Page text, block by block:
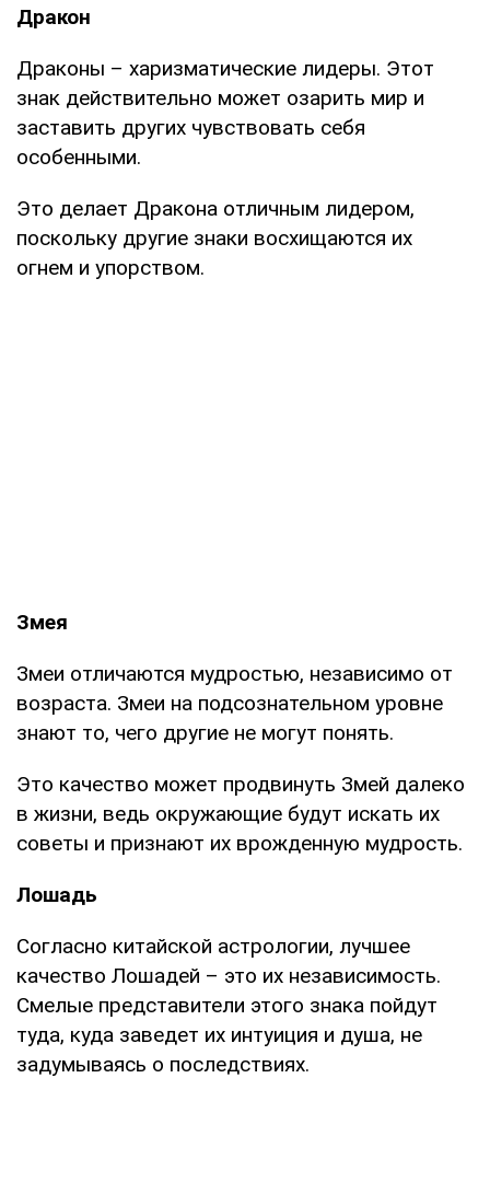
Дракон
Драконы – харизматические лидеры. Этот
знак действительно может озарить мир и
заставить других чувствовать себя
особенными.
Это делает Дракона отличным лидером,
поскольку другие знаки восхищаются их
огнем и упорством.
Змея
Змеи отличаются мудростью, независимо от
возраста. Змеи на подсознательном уровне
знают то, чего другие не могут понять.
Это качество может продвинуть Змей далеко
в жизни, ведь окружающие будут искать их
советы и признают их врожденную мудрость.
Лошадь
Согласно китайской астрологии, лучшее
качество Лошадей – это их независимость.
Смелые представители этого знака пойдут
туда, куда заведет их интуиция и душа, не
задумываясь о последствиях.